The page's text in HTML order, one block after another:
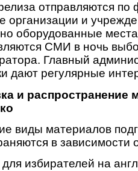
отправляются по
организации и
оборудованные
СМИ в ночь
Главный
дают регулярные
и распространение
виды материалов
в зависимости
избирателей на